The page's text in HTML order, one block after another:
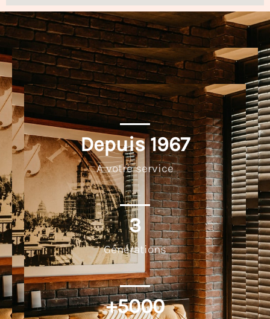
A votre service
Depuis 1967
Générations
3
+5000